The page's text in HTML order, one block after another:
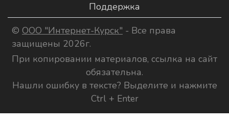
Поддержка
© ООО "Интернет-Курск" - Все права
защищены 2026г.
При копировании материалов, ссылка на сайт
обязательна.
Нашли ошибку в тексте? Выделите и нажмите
Ctrl + Enter